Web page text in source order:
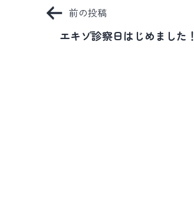
投
稿
前の投稿
エキゾ診察日はじめました！